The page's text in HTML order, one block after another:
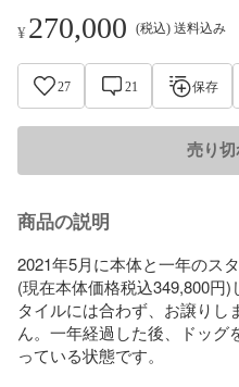
¥270,000 (税込) 送料込み
27 21 保存
売り切
商品の説明
2021年5月に本体と一年のス
(現在本体価格税込349,800円
タイルには合わず、お譲り
ん。一年経過した後、ドッグ
っている状態です。